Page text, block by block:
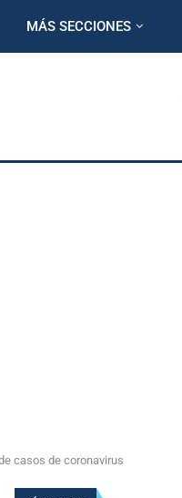
MÁS SECCIONES
casos de coronavirus